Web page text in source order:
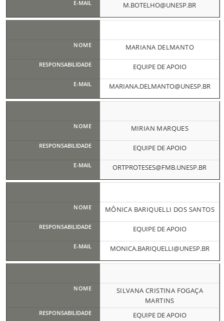
M.BOTELHO@UNESP.BR
MARIANA DELMANTO
EQUIPE DE APOIO
MARIANA.DELMANTO@UNESP.BR
MIRIAN MARQUES
EQUIPE DE APOIO
ORTPROTESES@FMB.UNESP.BR
MÔNICA BARIQUELLI DOS SANTOS
EQUIPE DE APOIO
MONICA.BARIQUELLI@UNESP.BR
SILVANA CRISTINA FOGAÇA
MARTINS
EQUIPE DE APOIO